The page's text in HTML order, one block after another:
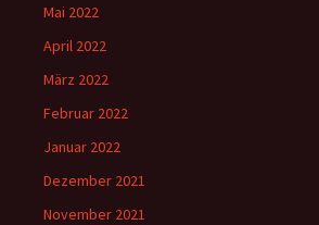
Mai 2022
April 2022
März 2022
Februar 2022
Januar 2022
Dezember 2021
November 2021